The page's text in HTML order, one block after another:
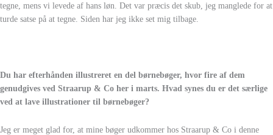
tegne, mens vi levede af hans løn. Det var præcis det skub, jeg manglede for at
turde satse på at tegne. Siden har jeg ikke set mig tilbage.
Du har efterhånden illustreret en del børnebøger, hvor fire af dem
genudgives ved Straarup & Co her i marts. Hvad synes du er det særlige
ved at lave illustrationer til børnebøger?
Jeg er meget glad for, at mine bøger udkommer hos Straarup & Co i denne